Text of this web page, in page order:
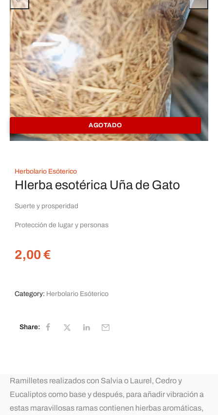
AGOTADO
Herbolario Esóterico
HIerba esotérica Uña de Gato
Suerte y prosperidad
Protección de lugar y personas
2,00€
Category: Herbolario Esóterico
Share:
Ramilletes realizados con Salvia o Laurel, Cedro y
Eucaliptos como base y después, para añadir vibración a
estas maravillosas ramas contienen hierbas aromáticas,